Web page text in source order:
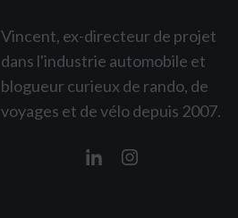
Vincent, ex-directeur de projet
dans l'industrie automobile et
blogueur curieux de rando, de
voyages et de vélo depuis 2007.